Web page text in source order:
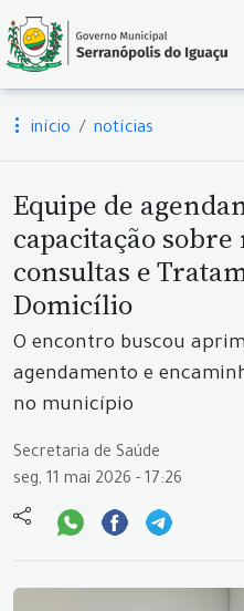
início notícias
Equipe de
capacitação
consultas e
Domicílio
O encontro buscou
agendamento e
no município
Secretaria de Saúde
seg, 11 mai 2026 - 17:26